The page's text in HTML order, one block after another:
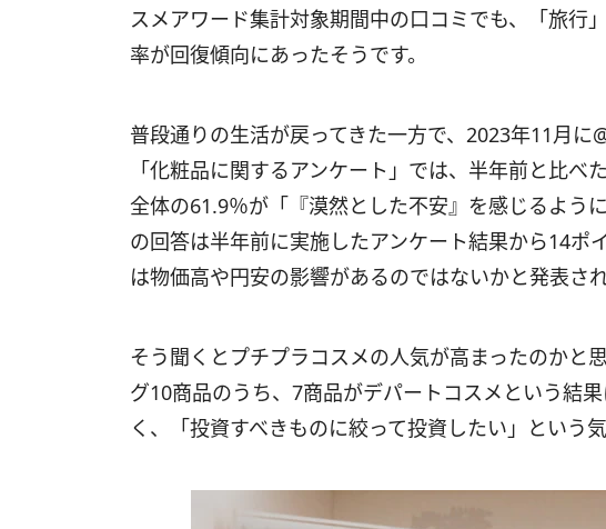
スメアワード集計対象期間中の口コミでも、「旅行
率が回復傾向にあったそうです。
普段通りの生活が戻ってきた一方で、2023年11月
「化粧品に関するアンケート」では、半年前と比べ
全体の61.9％が「『漠然とした不安』を感じるよう
の回答は半年前に実施したアンケート結果から14ポ
は物価高や円安の影響があるのではないかと発表され
そう聞くとプチプラコスメの人気が高まったのかと
グ10商品のうち、7商品がデパートコスメという結
く、「投資すべきものに絞って投資したい」という